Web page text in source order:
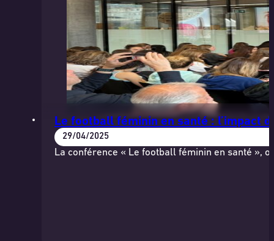
Le football féminin en santé : l’impact
29/04/2025
La conférence « Le football féminin en santé »,